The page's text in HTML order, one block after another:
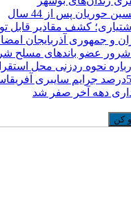
پس از 44 سال
کشف مقادیر قابل
و جمهوری آذربایجان
نحوه ردزنی محل
دهه آخر صفر شد
کن